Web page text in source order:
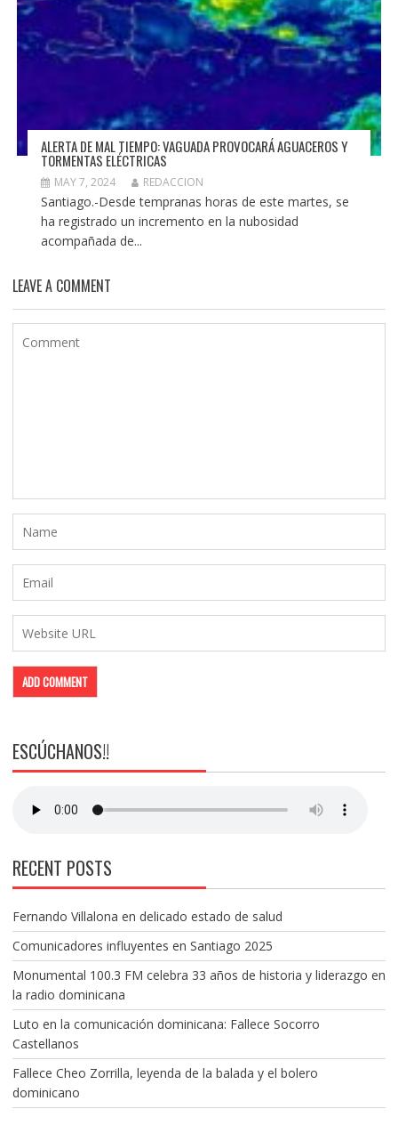
ALERTA DE MAL TIEMPO: VAGUADA PROVOCARÁ AGUACEROS Y
TORMENTAS ELÉCTRICAS
MAY 7, 2024 REDACCION
Santiago.-Desde tempranas horas de este martes, se
ha registrado un incremento en la nubosidad
acompañada de...
LEAVE A COMMENT
ESCÚCHANOS!!
RECENT POSTS
Fernando Villalona en delicado estado de salud
Comunicadores influyentes en Santiago 2025
Monumental 100.3 FM celebra 33 años de historia y liderazgo en
la radio dominicana
Luto en la comunicación dominicana: Fallece Socorro
Castellanos
Fallece Cheo Zorrilla, leyenda de la balada y el bolero
dominicano